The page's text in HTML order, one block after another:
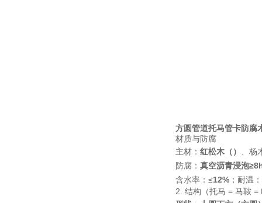
方圆管道托马管卡防腐
材质与防腐
主材： 红松木（）
、
防腐： 真空沥青浸泡
含水率：≤12% ；耐温：
2. 结构（托马 = 马鞍 =